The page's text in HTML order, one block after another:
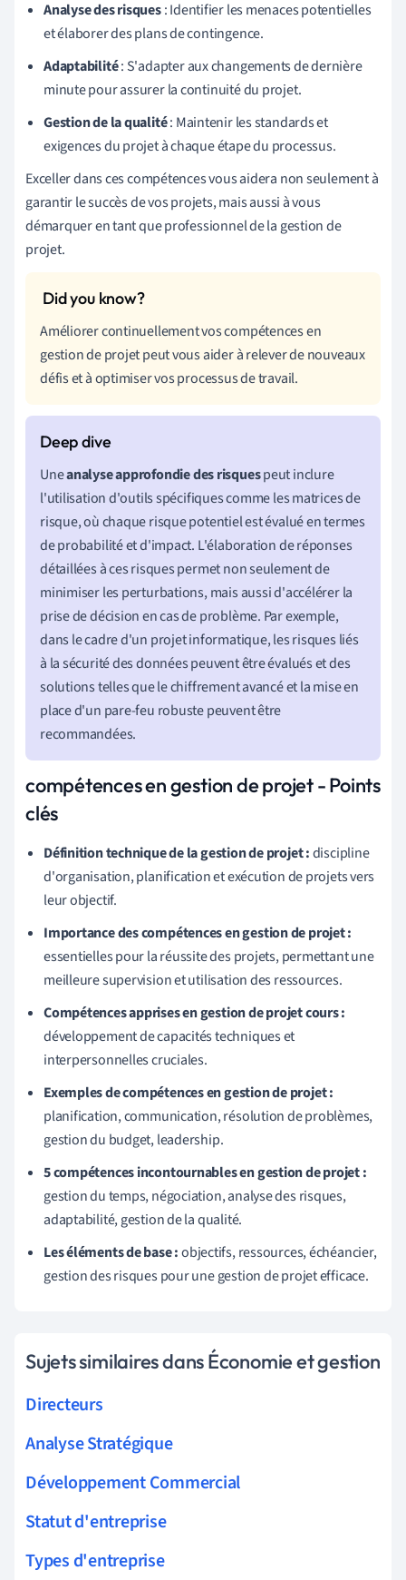
Analyse des risques: Identifier les menaces potentielles
et élaborer des plans de contingence.
Adaptabilité: S'adapter aux changements de dernière
minute pour assurer la continuité du projet.
Gestion de la qualité: Maintenir les standards et
exigences du projet à chaque étape du processus.
Exceller dans ces compétences vous aidera non seulement à
garantir le succès de vos projets, mais aussi à vous
démarquer en tant que professionnel de la gestion de
projet.
Améliorer continuellement vos compétences en
gestion de projet peut vous aider à relever de nouveaux
défis et à optimiser vos processus de travail.
Uneanalyse approfondie des risquespeut inclure
l'utilisation d'outils spécifiques comme les matrices de
risque, où chaque risque potentiel est évalué en termes
de probabilité et d'impact. L'élaboration de réponses
détaillées à ces risques permet non seulement de
minimiser les perturbations, mais aussi d'accélérer la
prise de décision en cas de problème. Par exemple,
dans le cadre d'un projet informatique, les risques liés
à la sécurité des données peuvent être évalués et des
solutions telles que le chiffrement avancé et la mise en
place d'un pare-feu robuste peuvent être
recommandées.
compétences en gestion de projet - Points
clés
Définition technique de la gestion de projet :discipline
d'organisation, planification et exécution de projets vers
leur objectif.
Importance des compétences en gestion de projet :
essentielles pour la réussite des projets, permettant une
meilleure supervision et utilisation des ressources.
Compétences apprises en gestion de projet cours :
développement de capacités techniques et
interpersonnelles cruciales.
Exemples de compétences en gestion de projet :
planification, communication, résolution de problèmes,
gestion du budget, leadership.
5 compétences incontournables en gestion de projet :
gestion du temps, négociation, analyse des risques,
adaptabilité, gestion de la qualité.
Les éléments de base :objectifs, ressources, échéancier,
gestion des risques pour une gestion de projet efficace.
Sujets similaires dans Économie et gestion
Directeurs
Analyse Stratégique
Développement Commercial
Statut d'entreprise
Types d'entreprise